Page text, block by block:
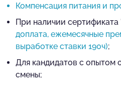
Компенсация питания и
При наличии сертификата
доплата, ежемесячные
выработке ставки 190ч);
Для кандидатов с опытом
смены;